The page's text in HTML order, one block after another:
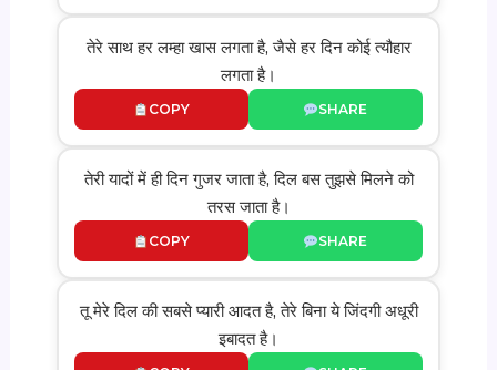
तेरे साथ हर लम्हा खास लगता है, जैसे हर दिन कोई त्यौहार
लगता है।
COPY SHARE
तेरी यादों में ही दिन गुजर जाता है, दिल बस तुझसे मिलने को
तरस जाता है।
COPY SHARE
तू मेरे दिल की सबसे प्यारी आदत है, तेरे बिना ये जिंदगी अधूरी
इबादत है।